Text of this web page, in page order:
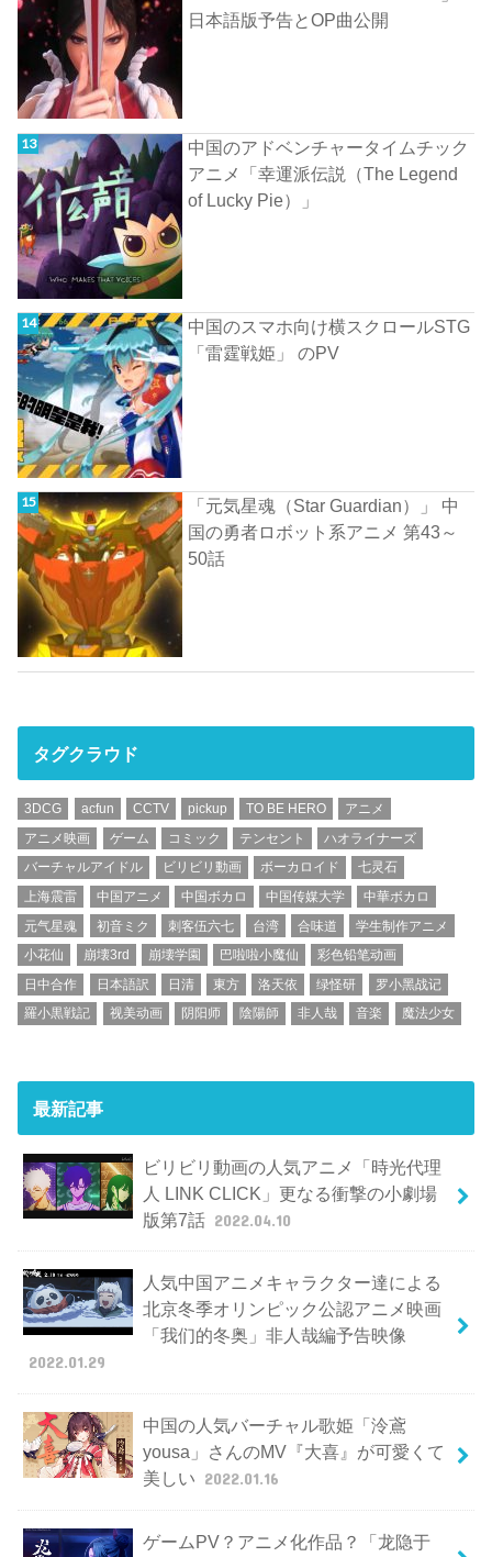
日本語版予告とOP曲公開
中国のアドベンチャータイムチック
アニメ「幸運派伝説（The Legend
of Lucky Pie）」
中国のスマホ向け横スクロールSTG
「雷霆戦姫」 のPV
「元気星魂（Star Guardian）」 中
国の勇者ロボット系アニメ 第43～
50話
タグクラウド
3DCG acfun CCTV pickup TO BE HERO
アニメ
アニメ映画
ゲーム コミック テンセント
ハオライナーズ
バーチャルアイドル
ビリビリ動画 ボーカロイド
七灵石
上海震雷
中国アニメ 中国ボカロ 中国传媒大学
中華ボカロ
元气星魂
初音ミク 刺客伍六七 台湾 合味道
学生制作アニメ
小花仙
崩壊3rd 崩壊学園 巴啦啦小魔仙
彩色铅笔动画
日中合作
日本語訳 日清 東方 洛天依 绿怪研
罗小黑战记
羅小黒戦記
视美动画 阴阳师 陰陽師 非人哉 音楽 魔法少女
最新記事
ビリビリ動画の人気アニメ「時光代理
人 LINK CLICK」更なる衝撃の小劇場
版第7話 2022.04.10
人気中国アニメキャラクター達による
北京冬季オリンピック公認アニメ映画
「我们的冬奥」非人哉編予告映像
2022.01.29
中国の人気バーチャル歌姫「泠鳶
yousa」さんのMV『大喜』が可愛くて
美しい 2022.01.16
ゲームPV？アニメ化作品？「龙隐于